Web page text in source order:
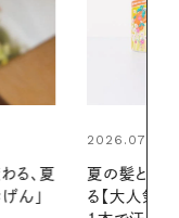
シュす
】 この
2026.06.01
暑い夏のナイ
える夜の爽